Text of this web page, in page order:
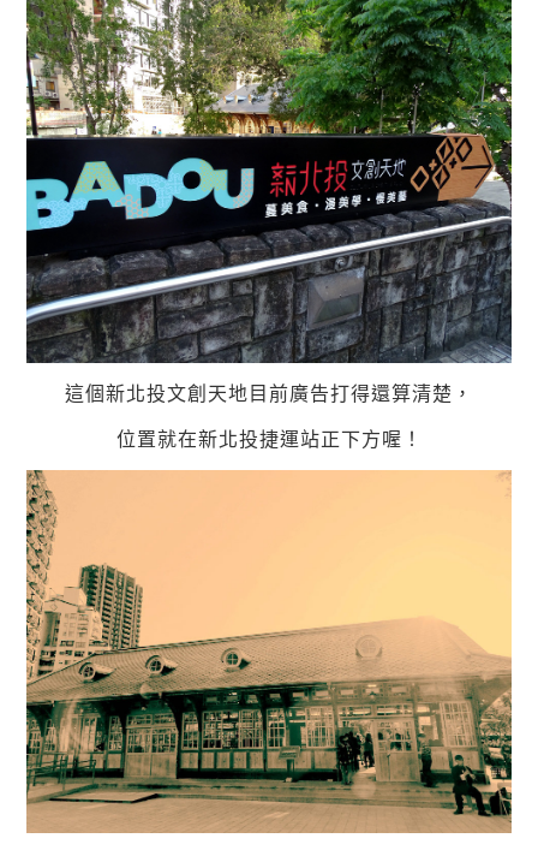
這個新北投文創天地目前廣告打得還算清楚，
位置就在新北投捷運站正下方喔！